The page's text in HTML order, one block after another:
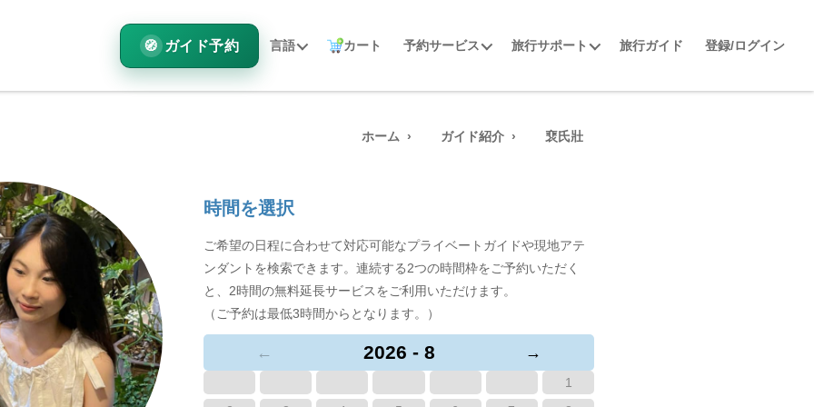
ガイド予約 言語 カート 予約サービス 旅行サポート 旅行ガイド 登録/ログイン
ホーム ガイド紹介 裵氏壯
時間を選択
ご希望の日程に合わせて対応可能なプライベートガイドや現地アテ
ンダントを検索できます。連続する2つの時間枠をご予約いただく
と、2時間の無料延長サービスをご利用いただけます。
（ご予約は最低3時間からとなります。）
← 2026 - 8 →
1